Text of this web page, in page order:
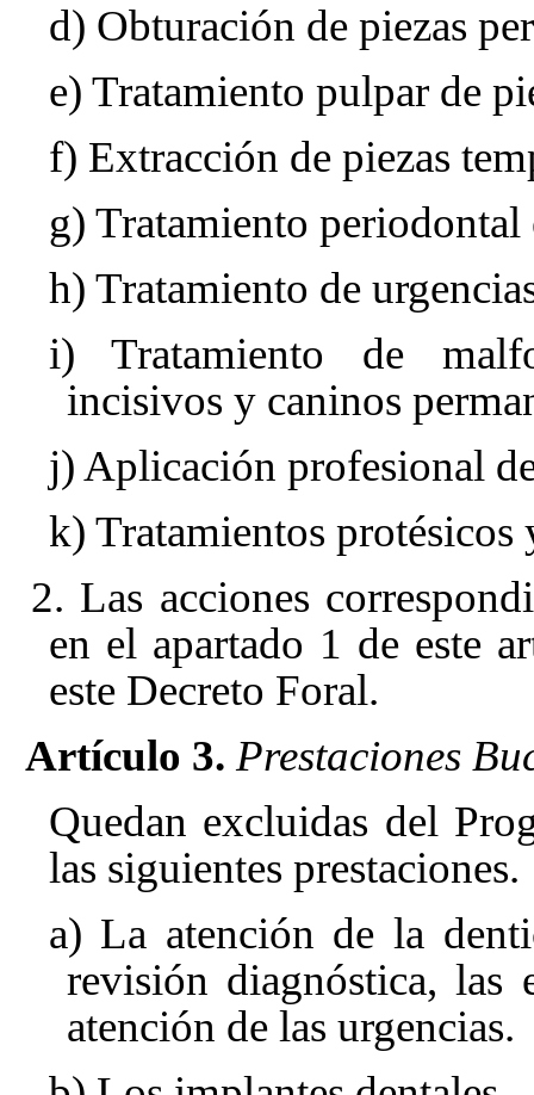
d) Obturación de piezas
e) Tratamiento pulpar de
f) Extracción de piezas
g) Tratamiento
h) Tratamiento de
i) Tratamiento de
incisivos y caninos
j) Aplicación profesional
k) Tratamientos protésicos
2. Las acciones
en el apartado 1 de este
este Decreto Foral.
Artículo 3. Prestaciones
Quedan excluidas del
las siguientes prestaciones.
a) La atención de la
revisión diagnóstica, las
atención de las urgencias.